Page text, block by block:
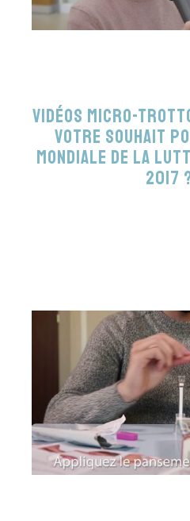
Vidéos Micro-
votre souhait
Mondiale de la
2017